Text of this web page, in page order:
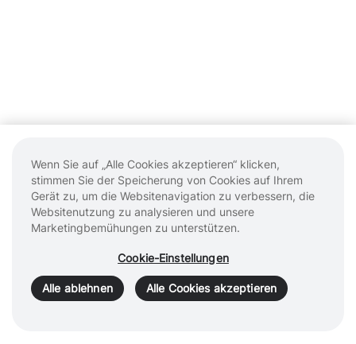
Wenn Sie auf „Alle Cookies akzeptieren“ klicken,
stimmen Sie der Speicherung von Cookies auf Ihrem
Gerät zu, um die Websitenavigation zu verbessern, die
Websitenutzung zu analysieren und unsere
Marketingbemühungen zu unterstützen.
Cookie-Einstellungen
Alle ablehnen Alle Cookies akzeptieren